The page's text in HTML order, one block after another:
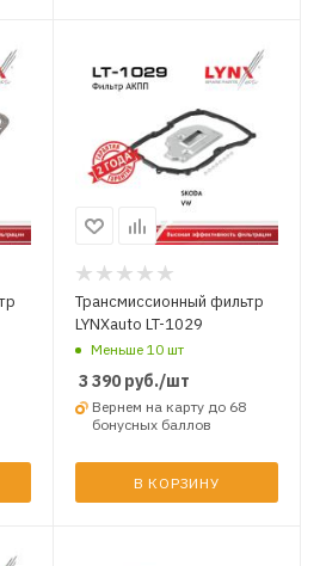
Трансмиссионный фильтр
LYNXauto LT-1029
Меньше 10 шт
3 390руб./шт
Вернем на карту до 68
бонусных баллов
В КОРЗИНУ